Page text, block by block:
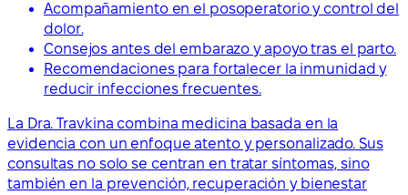
Acompañamiento en el posoperatorio y control del
dolor.
Consejos antes del embarazo y apoyo tras el parto.
Recomendaciones para fortalecer la inmunidad y
reducir infecciones frecuentes.
La Dra. Travkina combina medicina basada en la
evidencia con un enfoque atento y personalizado. Sus
consultas no solo se centran en tratar síntomas, sino
también en la prevención, recuperación y bienestar